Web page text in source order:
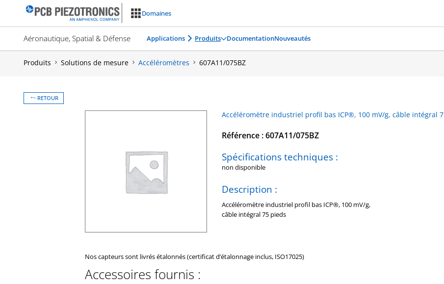
Domaines
Aéronautique, Spatial & Défense Applications Produits DocumentationNouveautés
Produits Solutions de mesure Accéléromètres 607A11/075BZ
RETOUR
Accéléromètre industriel profil bas ICP®, 100 mV/g, câble intégral
Référence : 607A11/075BZ
Spécifications techniques :
non disponible
Description :
Accéléromètre industriel profil bas ICP®, 100 mV/g,
câble intégral 75 pieds
Nos capteurs sont livrés étalonnés (certificat d’étalonnage inclus, ISO17025)
Accessoires fournis :